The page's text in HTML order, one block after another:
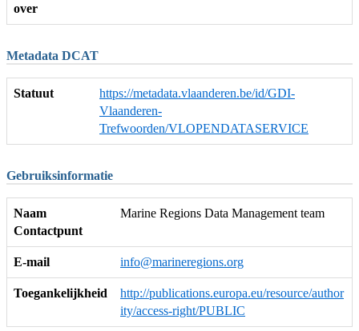
over
Metadata DCAT
Statuut
https://metadata.vlaanderen.be/id/GDI-
Vlaanderen-
Trefwoorden/VLOPENDATASERVICE
Gebruiksinformatie
Naam
Contactpunt
Marine Regions Data Management team
E-mail info@marineregions.org
Toegankelijkheid
http://publications.europa.eu/resource/author
ity/access-right/PUBLIC